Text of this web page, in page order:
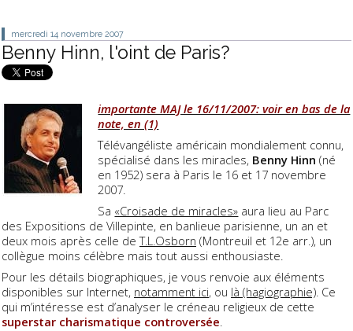
mercredi 14 novembre 2007
Benny Hinn, l'oint de Paris?
importante MAJ le 16/11/2007: voir en bas de la
note, en (1)
Télévangéliste américain mondialement connu,
spécialisé dans les miracles, Benny Hinn (né
en 1952) sera à Paris le 16 et 17 novembre
2007.
Sa «Croisade de miracles» aura lieu au Parc
des Expositions de Villepinte, en banlieue parisienne, un an et
deux mois après celle deT.L.Osborn (Montreuil et 12e arr.), un
collègue moins célèbre mais tout aussi enthousiaste.
Pour les détails biographiques, je vous renvoie aux éléments
disponibles sur Internet, notamment ici, ou là (hagiographie). Ce
qui m’intéresse est d’analyser le créneau religieux de cette
superstar charismatique controversée.